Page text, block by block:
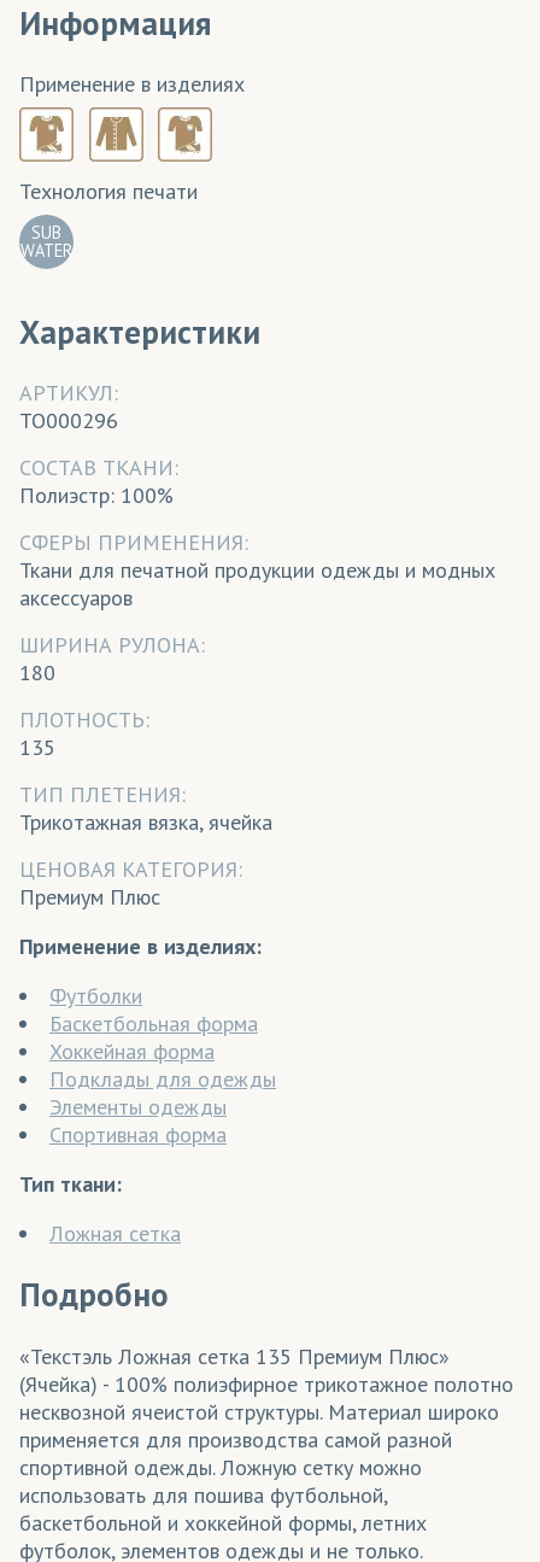
Информация
Применение в изделиях
Технология печати
SUB
WATER
Характеристики
АРТИКУЛ:
TO000296
CОСТАВ ТКАНИ:
Полиэстр: 100%
СФЕРЫ ПРИМЕНЕНИЯ:
Ткани для печатной продукции одежды и модных
аксессуаров
ШИРИНА РУЛОНА:
180
ПЛОТНОСТЬ:
135
ТИП ПЛЕТЕНИЯ:
Трикотажная вязка, ячейка
ЦЕНОВАЯ КАТЕГОРИЯ:
Премиум Плюс
Применение в изделиях:
Футболки
Баскетбольная форма
Хоккейная форма
Подклады для одежды
Элементы одежды
Спортивная форма
Тип ткани:
Ложная сетка
Подробно
«Текстэль Ложная сетка 135 Премиум Плюс»
(Ячейка) - 100% полиэфирное трикотажное полотно
несквозной ячеистой структуры. Материал широко
применяется для производства самой разной
спортивной одежды. Ложную сетку можно
использовать для пошива футбольной,
баскетбольной и хоккейной формы, летних
футболок, элементов одежды и не только.